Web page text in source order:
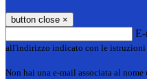
button close ×
all'indirizzo indicato con le istruzioni
Non hai una e-mail associata al